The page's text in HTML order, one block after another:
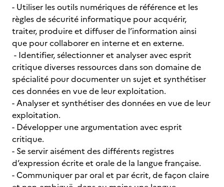
- Utiliser les outils numériques de référence et les
règles de sécurité informatique pour acquérir,
traiter, produire et diffuser de l’information ainsi
que pour collaborer en interne et en externe.
- Identifier, sélectionner et analyser avec esprit
critique diverses ressources dans son domaine de
spécialité pour documenter un sujet et synthétiser
ces données en vue de leur exploitation.
- Analyser et synthétiser des données en vue de leur
exploitation.
- Développer une argumentation avec esprit
critique.
- Se servir aisément des différents registres
d’expression écrite et orale de la langue française.
- Communiquer par oral et par écrit, de façon claire